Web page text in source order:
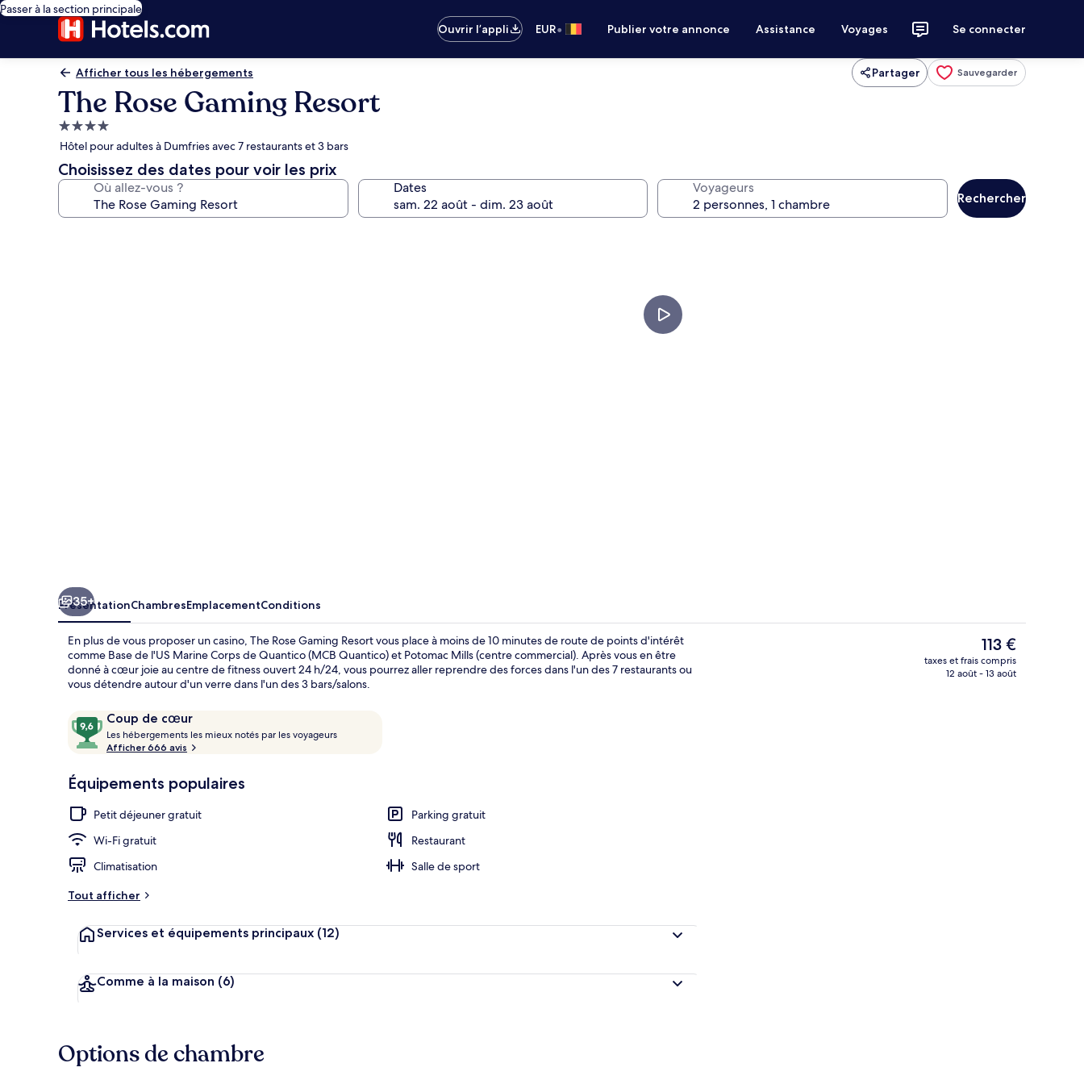
Passer à la section principale
Ouvrir l’appli
EUR• Publier votre annonce Assistance Voyages Se connecter
Afficher tous les hébergements Partager Sauvegarder
The Rose Gaming Resort
Hébergement
4.0 étoiles
Hôtel pour adultes à Dumfries avec 7 restaurants et 3 bars
Choisissez des dates pour voir les prix
Où allez-vous ? Dates Voyageurs
Rechercher
35+
PrésentationChambresEmplacementConditions
En plus de vous proposer un casino, The Rose Gaming Resort vous place à moins de 10 minutes de route de points d'intérêt
comme Base de l'US Marine Corps de Quantico (MCB Quantico) et Potomac Mills (centre commercial). Après vous en être
donné à cœur joie au centre de fitness ouvert 24 h/24, vous pourrez aller reprendre des forces dans l'un des 7 restaurants ou
vous détendre autour d'un verre dans l'un des 3 bars/salons.
Avis
voyageurs
Coup de cœur
9,6
sur
10,
de
Les hébergements les mieux notés par les voyageurs
n
Afficher 666 avis
Équipements populaires
Petit déjeuner gratuit
Parking gratuit
Wi-Fi gratuit
Restaurant
Climatisation
Salle de sport
Tout afficher
Services et équipements principaux (12)
Comme à la maison (6)
Le
prix
actuel
113 €
taxes et frais compris
12 août - 13 août
Options de chambre